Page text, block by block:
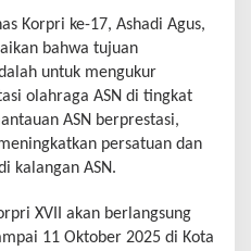
Korpri ke-17, Ashadi Agus,
bahwa tujuan
untuk mengukur
olahraga ASN di tingkat
ASN berprestasi,
persatuan dan
kalangan ASN.
XVII akan berlangsung
11 Oktober 2025 di Kota